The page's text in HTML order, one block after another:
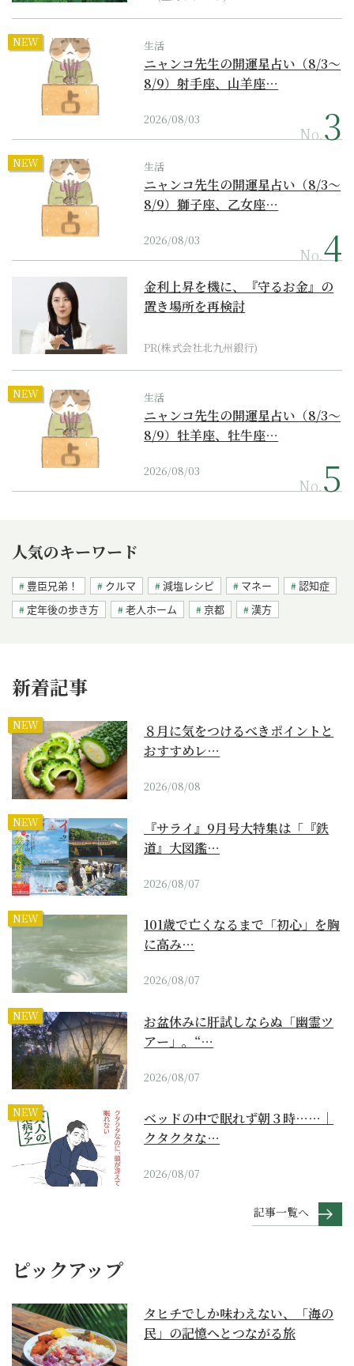
NEW 生活
ニャンコ先生の開運星占い（8/3～
8/9）射手座、山羊座…
2026/08/03
No.
NEW 生活
ニャンコ先生の開運星占い（8/3～
8/9）獅子座、乙女座…
2026/08/03
No.
金利上昇を機に、『守るお金』の
置き場所を再検討
PR(株式会社北九州銀行)
NEW 生活
ニャンコ先生の開運星占い（8/3～
8/9）牡羊座、牡牛座…
2026/08/03
No.
人気のキーワード
豊臣兄弟！ クルマ 減塩レシピ マネー
認知症
定年後の歩き方
老人ホーム 京都 漢方
新着記事
NEW
８月に気をつけるべきポイントと
おすすめレ…
2026/08/08
NEW
『サライ』9月号大特集は「『鉄
道』大図鑑…
2026/08/07
NEW
101歳で亡くなるまで「初心」を胸
に高み…
2026/08/07
NEW
お盆休みに肝試しならぬ「幽霊ツ
アー」。“…
2026/08/07
NEW
ベッドの中で眠れず朝３時……｜
クタクタな…
2026/08/07
記事一覧へ
ピックアップ
タヒチでしか味わえない、「海の
民」の記憶へとつながる旅